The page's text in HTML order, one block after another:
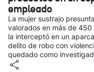
empleado
La mujer sustrajo
valorados en más de
la interceptó en un
delito de robo con
quedado como